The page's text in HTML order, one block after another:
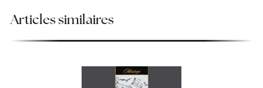
Articles similaires